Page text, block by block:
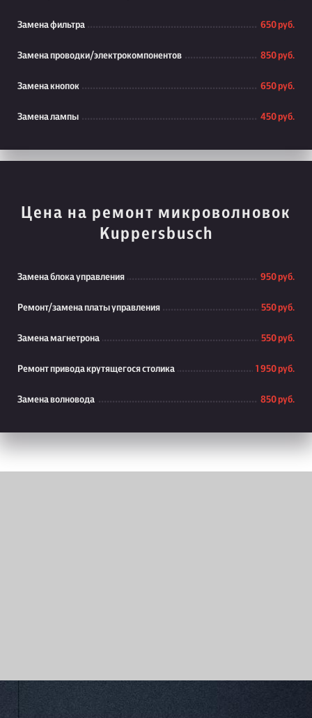
Замена фильтра 650 руб.
Замена проводки/электрокомпонентов 850 руб.
Замена кнопок 650 руб.
Замена лампы 450 руб.
Цена на ремонт микроволновок
Kuppersbusch
Замена блока управления 950 руб.
Ремонт/замена платы управления 550 руб.
Замена магнетрона 550 руб.
Ремонт привода крутящегося столика 1 950 руб.
Замена волновода 850 руб.